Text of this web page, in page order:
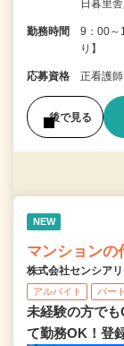
日暮里
勤務時間
9：00～
り】
応募資格 正看護
後で見る
NEW
マンションの
株式会社センシア
アルバイト パート
未経験の方で
て勤務OK！登